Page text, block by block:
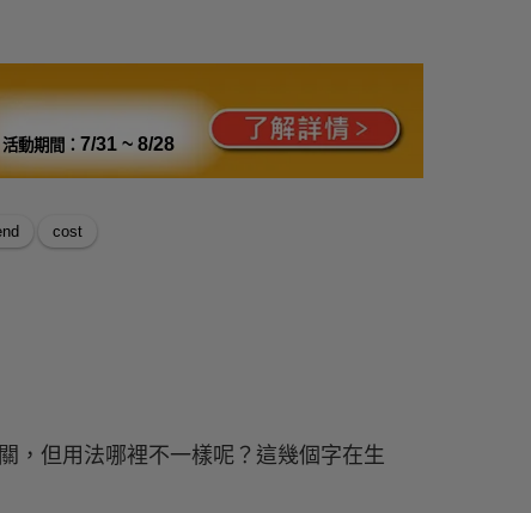
活動期間： 7/31 ~ 8/28
cost
，但用法哪裡不一樣呢？這幾個字在生